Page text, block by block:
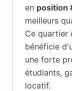
en position
meilleurs
Ce quartier
bénéficie
une forte
étudiants,
locatif.